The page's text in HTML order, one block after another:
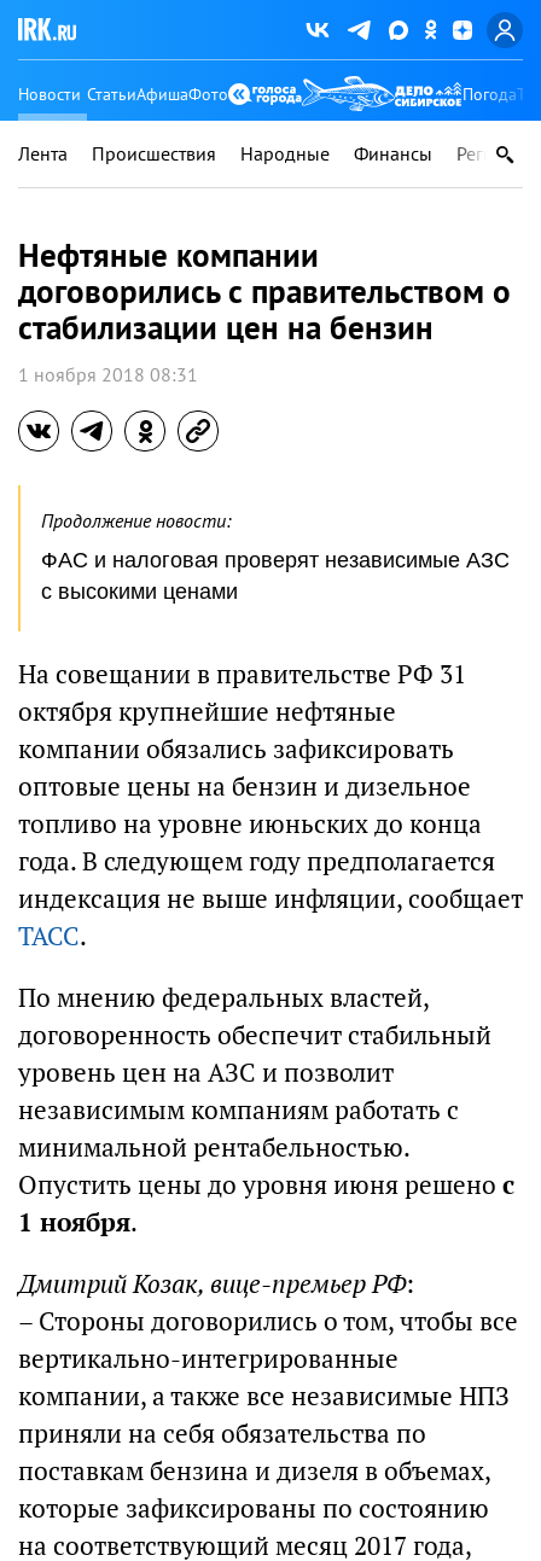
Новости СтатьиАфишаФото Погода
Лента Происшествия Народные Финансы Регионы
Нефтяные компании
договорились с правительством о
стабилизации цен на бензин
1 ноября 2018 08:31
Продолжение новости:
ФАС и налоговая проверят независимые АЗС
с высокими ценами
На совещании в правительстве РФ 31
октября крупнейшие нефтяные
компании обязались зафиксировать
оптовые цены на бензин и дизельное
топливо на уровне июньских до конца
года. В следующем году предполагается
индексация не выше инфляции, сообщает
ТАСС.
По мнению федеральных властей,
договоренность обеспечит стабильный
уровень цен на АЗС и позволит
независимым компаниям работать с
минимальной рентабельностью.
Опустить цены до уровня июня решено с
1 ноября.
Дмитрий Козак, вице-премьер РФ:
– Стороны договорились о том, чтобы все
вертикально-интегрированные
компании, а также все независимые НПЗ
приняли на себя обязательства по
поставкам бензина и дизеля в объемах,
которые зафиксированы по состоянию
на соответствующий месяц 2017 года,